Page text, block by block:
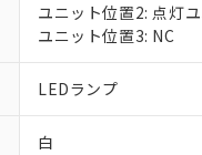
ユニット位置2: 点灯
ユニット位置3: NC
LEDランプ
白
※1 対応状況